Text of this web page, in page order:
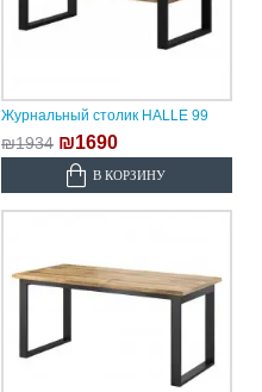
Журнальный столик HALLE 99
₪1934 ₪1690
В КОРЗИНУ